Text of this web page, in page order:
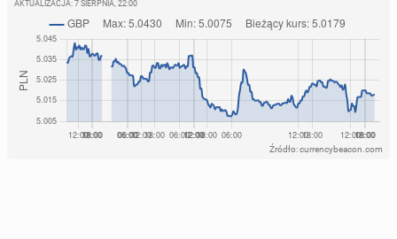
AKTUALIZACJA: 7 SIERPNIA, 22:00
Źródło: currencybeacon.com